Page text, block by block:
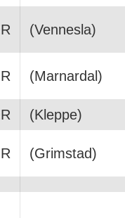
(Vennesla)
(Marnardal)
(Kleppe)
(Grimstad)